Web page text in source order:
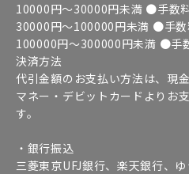
10000円～30000円未満 ●手数
30000円～100000円未満 ●手
100000円～300000円未満 ●手
決済方法
代引金額のお支払い方法は、現
マネー・デビットカードよりお
す。
・銀行振込
三菱東京UFJ銀行、楽天銀行、